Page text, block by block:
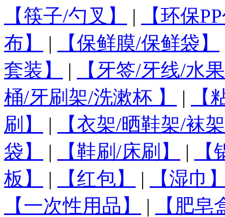
【筷子/勺叉】
|
【环保
布】
| 【保鲜膜/保鲜袋】
套装】
|
【牙签/牙线/水
桶/牙刷架/洗漱杯 】
|
【
刷】
|
【衣架/晒鞋架/袜
袋】
| 【鞋刷/床刷】 |
板】
| 【红包】 |
【湿巾
【一次性用品】
|
【肥皂